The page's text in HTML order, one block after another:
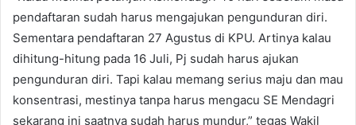
pendaftaran sudah harus mengajukan pengunduran diri.
Sementara pendaftaran 27 Agustus di KPU. Artinya kalau
dihitung-hitung pada 16 Juli, Pj sudah harus ajukan
pengunduran diri. Tapi kalau memang serius maju dan mau
konsentrasi, mestinya tanpa harus mengacu SE Mendagri
sekarang ini saatnya sudah harus mundur,” tegas Wakil